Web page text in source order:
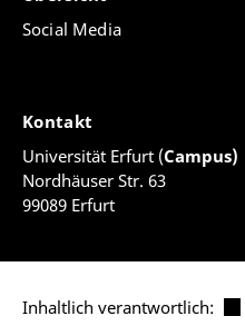
Social Media
Kontakt
Universität Erfurt (Campus)
Nordhäuser Str. 63
99089 Erfurt
Inhaltlich verantwortlich: